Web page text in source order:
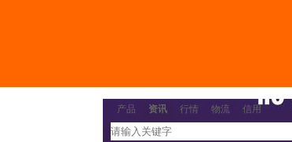
产品 资讯 行情 物流 信用